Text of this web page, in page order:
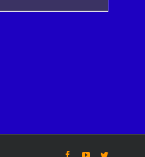
FacebookYouTubeTwitter